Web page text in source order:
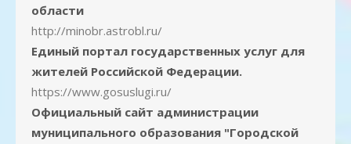
области
http://minobr.astrobl.ru/
Единый портал государственных услуг для
жителей Российской Федерации.
https://www.gosuslugi.ru/
Официальный сайт администрации
муниципального образования "Городской